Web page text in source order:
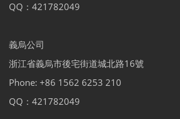
QQ：421782049
義烏公司
浙江省義烏市後宅街道城北路16號
Phone: +86 1562 6253 210
QQ：421782049